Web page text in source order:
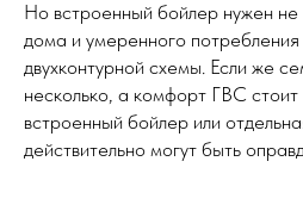
Но встроенный бойлер нужен не
дома и умеренного
двухконтурной схемы. Если же
несколько, а комфорт ГВС
встроенный бойлер или
действительно могут быть